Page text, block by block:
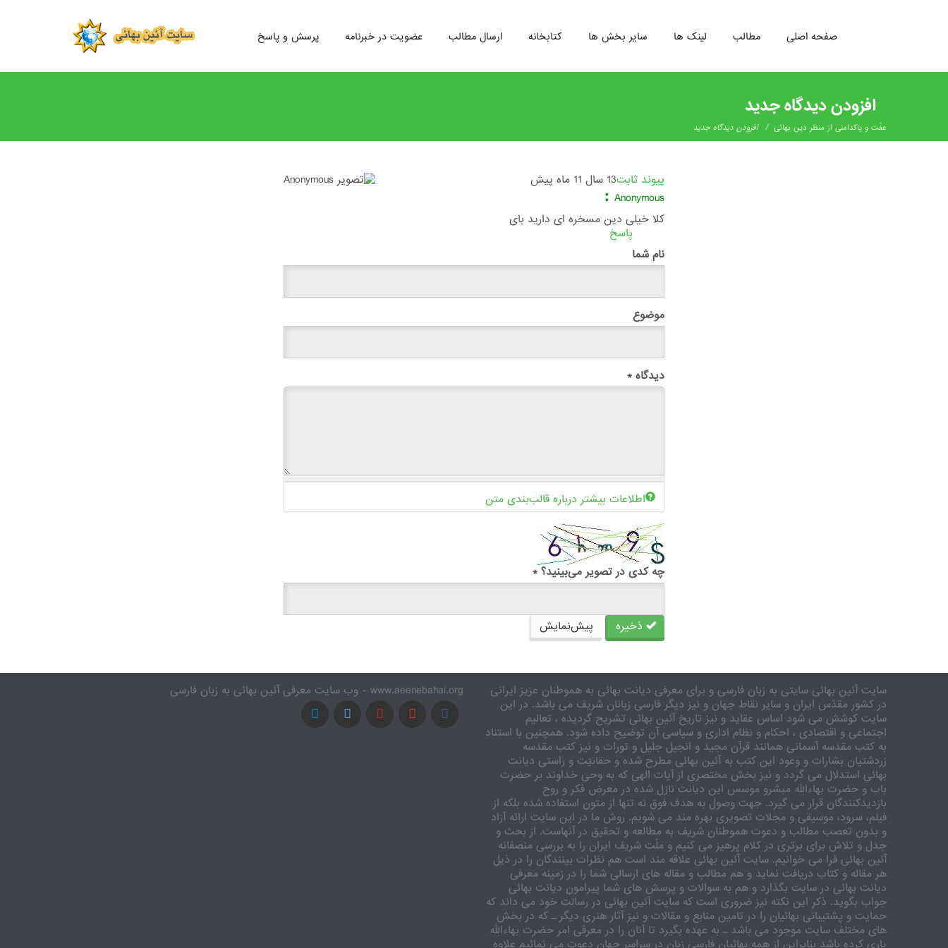
رفتن
پرسش و پاسخ عضویت در خبرنامه ارسال مطالب کتابخانه سایر بخش ها لینک ها مطالب صفحه اصلی
افزودن دیدگاه جدید
عفّت و پاکدامنی از منظر دین بهائی / افزودن دیدگاه جدید
پیوند ثابت13 سال 11 ماه پیش
Anonymous
:
کلا خیلی دین مسخره ای دارید بای
پاسخ
نام شما
موضوع
دیدگاه *
اطلاعات بیشتر درباره قالب‌بندی متن
چه کدی در تصویر می‌بینید؟ *
ذخیره پیش‌نمایش
www.aeenebahai.org - وب سایت معرفی آئین بهائی به زبان فارسی
سایت آئین بهائی سایتی به زبان فارسی و برای معرفی دیانت بهائی به هموطنان عزیز ایرانی
در کشور مقدّس ایران و سایر نقاط جهان و نیز دیگر فارسی زبانان شریف می باشد. در این
سایت کوشش می شود اساس عقاید و نیز تاریخ آئین بهائی تشریح گردیده ، تعالیم
اجتماعی و اقتصادی ، احکام و نظام اداری و سیاسی آن توضیح داده شود. همچنین با استناد
به کتب مقدسه آسمانی همانند قرآن مجید و انجیل جلیل و تورات و نیز کتب مقدسه
زردشتیان بشارات و وعود این کتب به آئین بهائی مطرح شده و حقانیّت و راستی دیانت
بهائی استدلال می گردد و نیز بخش مختصری از آیات الهی که به وحی خداوند بر حضرت
باب و حضرت بهاءالله مبشرو موسس این دیانت نازل شده در معرض فکر و روح
بازدیدکنندگان قرار می گیرد. جهت وصول به هدف فوق نه تنها از متون استفاده شده بلکه از
فیلم، سرود، موسیقی و مجلات تصویری بهره مند می شویم. روش ما در این سایت ارائه آزاد
و بدون تعصب مطالب و دعوت هموطنان شریف به مطالعه و تحقیق در آنهاست. از بحث و
جدل و تلاش برای برتری در کلام پرهیز می کنیم و ملّت شریف ایران را به بررسی منصفانه
آئین بهائی فرا می خوانیم. سایت آئین بهائی علاقه مند است هم نظرات بینندگان را در ذیل
هر مقاله و کتاب دریافت نماید و هم مطالب و مقاله های ارسالی شما را در زمینه معرفی
دیانت بهائی در سایت بگذارد و هم به سوالات و پرسش های شما پیرامون دیانت بهائی
جواب بگوید. ذکر این نکته نیز ضروری است که سایت آئین بهائی در رسالت خود می داند که
حمایت و پشتیبانی بهائیان را در تامین منابع و مقالات و نیز آثار هنری دیگر ـ که در بخش
های مختلف سایت موجود می باشد ـ به عهده بگیرد تا آنان را در معرفی امر حضرت بهاءالله
یاری کرده باشد بنابراین از همه بهائیان فارسی زبان در سراسر جهان دعوت می نمائیم علاوه